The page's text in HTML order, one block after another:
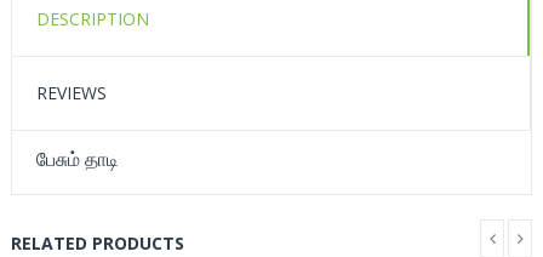
DESCRIPTION
REVIEWS
பேசும் தாடி
RELATED PRODUCTS